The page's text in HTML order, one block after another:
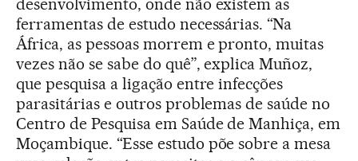
desenvolvimento, onde não existem as
ferramentas de estudo necessárias. “Na
África, as pessoas morrem e pronto, muitas
vezes não se sabe do quê”, explica Muñoz,
que pesquisa a ligação entre infecções
parasitárias e outros problemas de saúde no
Centro de Pesquisa em Saúde de Manhiça, em
Moçambique. “Esse estudo põe sobre a mesa